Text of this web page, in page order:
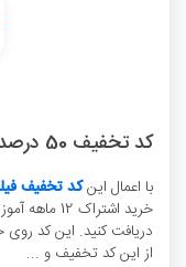
کد تخفیف 50 درصدی اشتراک یکساله فیلیمو مدرسه
با اعمال اینکد تخفیف
خرید
دریافت کنید. این کد روی
از این کد تخفیف و ...